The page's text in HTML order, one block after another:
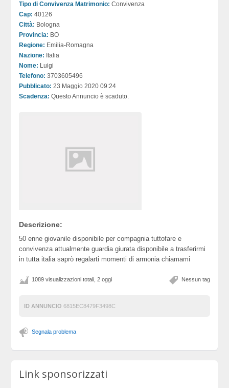
Tipo di Convivenza Matrimonio: Convivenza
Cap: 40126
Città: Bologna
Provincia: BO
Regione: Emilia-Romagna
Nazione: Italia
Nome: Luigi
Telefono: 3703605496
Pubblicato: 23 Maggio 2020 09:24
Scadenza: Questo Annuncio è scaduto.
Descrizione:
50 enne giovanile disponibile per compagnia tuttofare e
convivenza attualmente guardia giurata disponibile a trasferirmi
in tutta italia saprò regalarti momenti di armonia chiamami
Nessun tag
1089 visualizzazioni totali, 2 oggi
ID ANNUNCIO 6815EC8479F3498C
Segnala problema
Link sponsorizzati